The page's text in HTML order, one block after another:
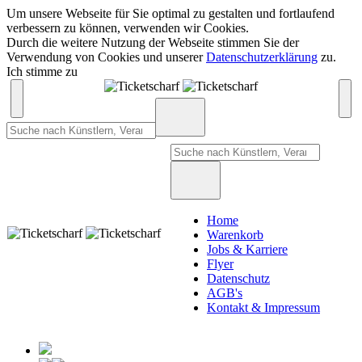
Um unsere Webseite für Sie optimal zu gestalten und fortlaufend
verbessern zu können, verwenden wir Cookies.
Durch die weitere Nutzung der Webseite stimmen Sie der
Verwendung von Cookies und unsererDatenschutzerklärung zu.
Ich stimme zu
Home
Warenkorb
Jobs & Karriere
Flyer
Datenschutz
AGB's
Kontakt & Impressum